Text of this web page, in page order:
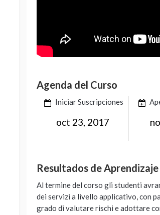
Agenda del Curso
Iniciar Suscripciones
oct 23, 2017
Resultados de Aprendizaje
Al termine del corso gli studenti
dei servizi a livello applicativo, con
grado di valutare rischi e adottare